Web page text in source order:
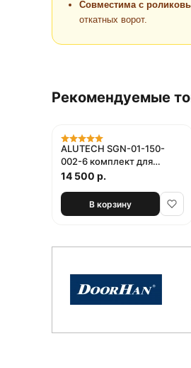
Совместима с
откатных ворот.
Рекомендуемые
ALUTECH SGN-01-150-
002-6 комплект для
откатных ворот
14 500 р.
В корзину